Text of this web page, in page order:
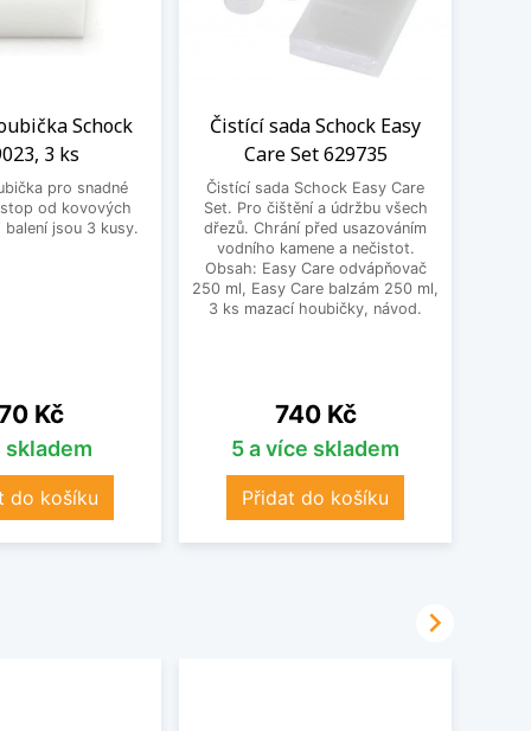
Schock
3 ks
pro snadné
od kovových
jsou 3 kusy.
Kč
skladem
do košíku
Čistící sada Schock Easy
Care Set 629735
Čistící sada Schock Easy Care
Set. Pro čištění a údržbu všech
dřezů. Chrání před usazováním
vodního kamene a nečistot.
Obsah: Easy Care odvápňovač
250 ml, Easy Care balzám 250 ml,
3 ks mazací houbičky, návod.
Cena
740 Kč
5 a více skladem
Přidat do košíku
